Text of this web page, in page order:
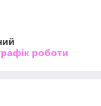
роботи